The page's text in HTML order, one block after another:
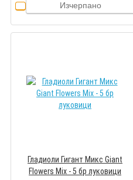
Изчерпано
Гладиоли Гигант Микс Giant
Flowers Mix - 5 бр луковици